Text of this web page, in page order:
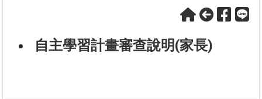
自主學習計畫審查說明(家長)